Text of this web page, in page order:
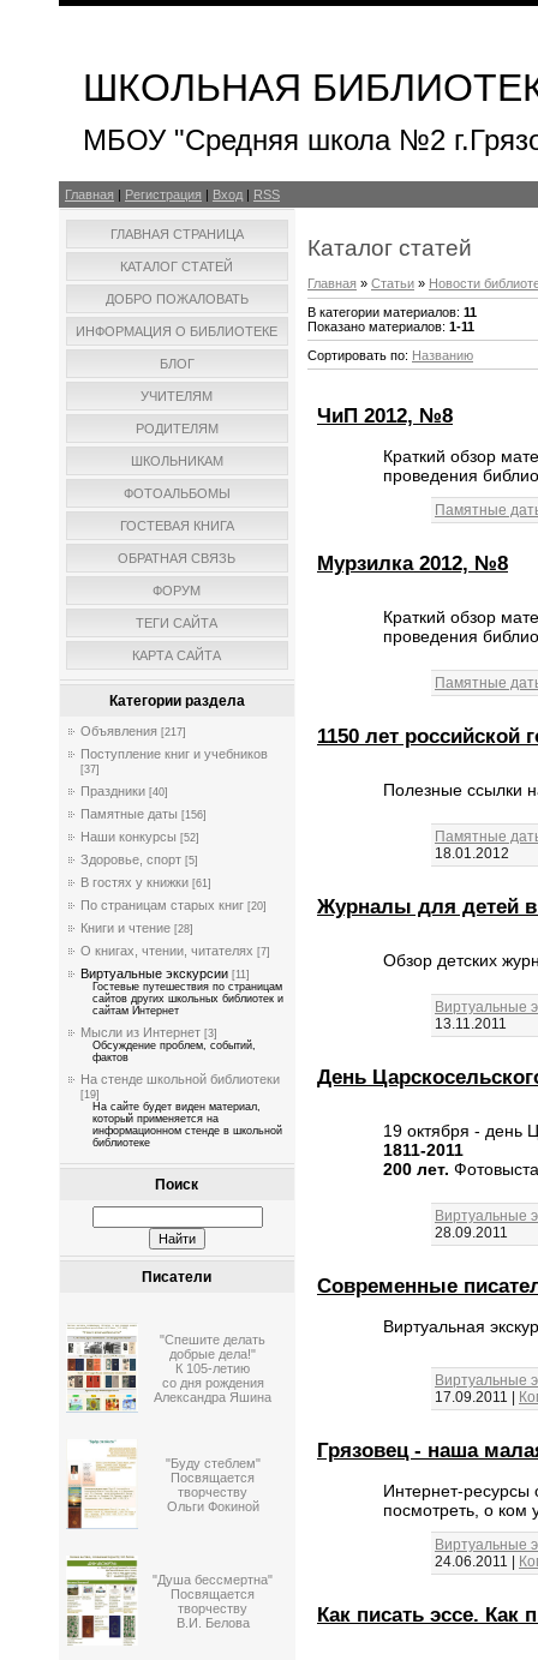
ШКОЛЬНАЯ
МБОУ "Средняя школа №2
Главная Регистрация Вход RSS
ГЛАВНАЯ СТРАНИЦА
КАТАЛОГ СТАТЕЙ
ДОБРО ПОЖАЛОВАТЬ
ИНФОРМАЦИЯ О БИБЛИОТЕКЕ
БЛОГ
УЧИТЕЛЯМ
РОДИТЕЛЯМ
ШКОЛЬНИКАМ
ФОТОАЛЬБОМЫ
ГОСТЕВАЯ КНИГА
ОБРАТНАЯ СВЯЗЬ
ФОРУМ
ТЕГИ САЙТА
КАРТА САЙТА
Категории раздела
Объявления [217]
Поступление книг и учебников
[37]
Праздники [40]
Памятные даты [156]
Наши конкурсы [52]
Здоровье, спорт [5]
В гостях у книжки [61]
По страницам старых книг [20]
Книги и чтение [28]
О книгах, чтении, читателях [7]
Виртуальные экскурсии [11]
Гостевые путешествия по страницам
сайтов других школьных библиотек и
сайтам Интернет
Мысли из Интернет [3]
Обсуждение проблем, событий,
фактов
На стенде школьной библиотеки
[19]
На сайте будет виден материал,
который применяется на
информационном стенде в школьной
библиотеке
Поиск
Писатели
"Спешите делать
добрые дела!"
К 105-летию
со дня рождения
Александра Яшина
"Буду стеблем"
Посвящается
творчеству
Ольги Фокиной
"Душа бессмертна"
Посвящается
творчеству
В.И. Белова
Каталог статей
Главная » Статьи » Новости
В категории материалов: 11
Показано материалов: 1-11
Сортировать по: Названию
ЧиП 2012, №8
Краткий обзор
проведения
Памятные
Мурзилка 2012, №8
Краткий обзор
проведения
Памятные
1150 лет российской
Полезные ссылки
Памятные
18.01.2012
Журналы для детей
Обзор детских
Виртуальные
13.11.2011
День
19 октября - день
1811-2011
200 лет.
Виртуальные
28.09.2011
Современные
Виртуальная
Виртуальные
17.09.2011
Грязовец - наша
Интернет-ресурсы
посмотреть, о ком
Виртуальные
24.06.2011
Как писать эссе. Как